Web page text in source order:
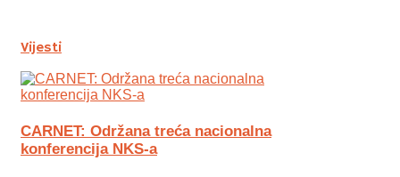
Vijesti
CARNET: Održana treća nacionalna
konferencija NKS-a